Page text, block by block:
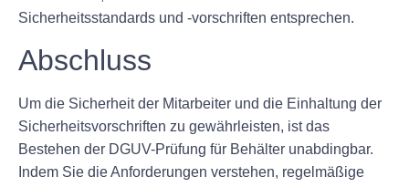
Sicherheitsstandards und -vorschriften entsprechen.
Abschluss
Um die Sicherheit der Mitarbeiter und die Einhaltung der
Sicherheitsvorschriften zu gewährleisten, ist das
Bestehen der DGUV-Prüfung für Behälter unabdingbar.
Indem Sie die Anforderungen verstehen, regelmäßige